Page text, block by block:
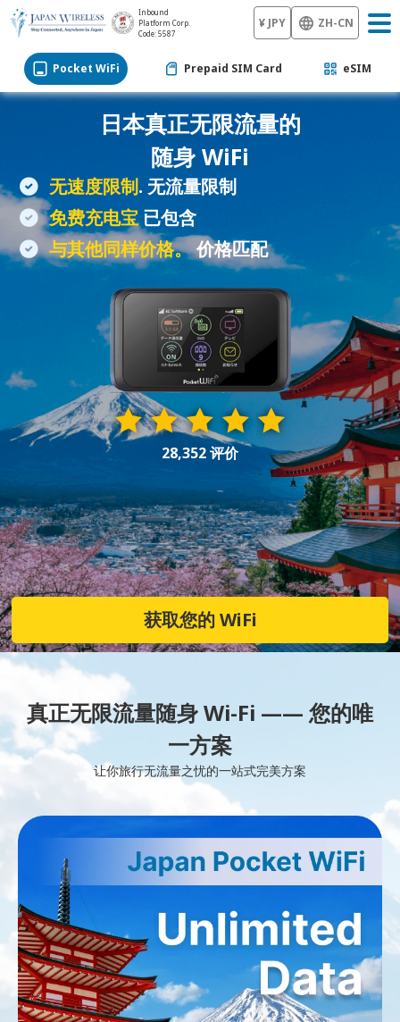
Inbound
Platform Corp.
Code: 5587
¥ JPY ZH-CN
Pocket WiFi Prepaid SIM Card eSIM
日本真正无限流量的
随身 WiFi
无速度限制. 无流量限制
免费充电宝已包含
与其他同样价格。价格匹配
28,352 评价
获取您的 WiFi
真正无限流量随身 Wi-Fi —— 您的唯
一方案
让你旅行无流量之忧的一站式完美方案